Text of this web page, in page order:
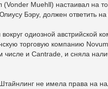
Muehll) настаивал на
Бэру, должен ответить
одиозной австрийской
торговую компанию
числе и Cantrade, и сняла
не имела права на